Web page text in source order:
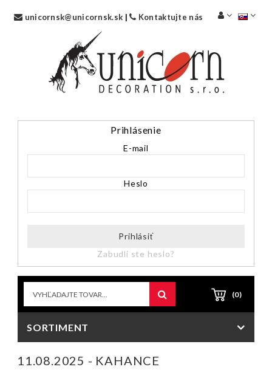
unicornsk@unicornsk.sk | Kontaktujte nás
Prihlásenie
E-mail
Heslo
Prihlásiť
Zabudli ste heslo?
(0)
SORTIMENT
11.08.2025 - KAHANCE